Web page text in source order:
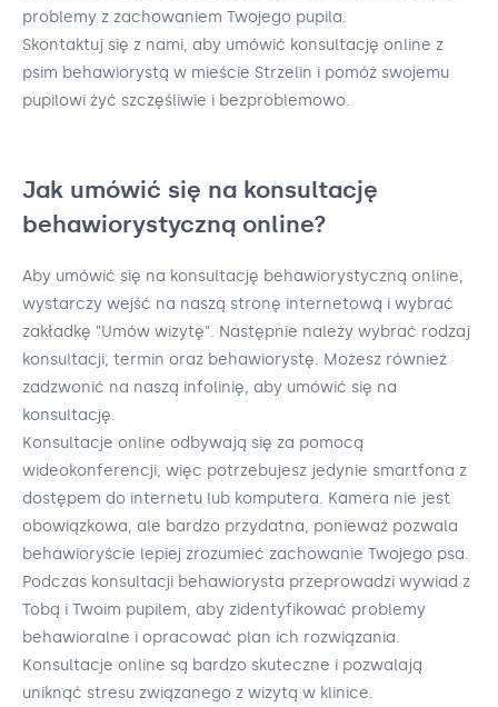
problemy z zachowaniem Twojego pupila.
Skontaktuj się z nami, aby umówić konsultację online z
psim behawiorystą w mieście Strzelin i pomóż swojemu
pupilowi żyć szczęśliwie i bezproblemowo.
Jak umówić się na konsultację
behawiorystyczną online?
Aby umówić się na konsultację behawiorystyczną online,
wystarczy wejść na naszą stronę internetową i wybrać
zakładkę "Umów wizytę". Następnie należy wybrać rodzaj
konsultacji, termin oraz behawiorystę. Możesz również
zadzwonić na naszą infolinię, aby umówić się na
konsultację.
Konsultacje online odbywają się za pomocą
wideokonferencji, więc potrzebujesz jedynie smartfona z
dostępem do internetu lub komputera. Kamera nie jest
obowiązkowa, ale bardzo przydatna, ponieważ pozwala
behawioryście lepiej zrozumieć zachowanie Twojego psa.
Podczas konsultacji behawiorysta przeprowadzi wywiad z
Tobą i Twoim pupilem, aby zidentyfikować problemy
behawioralne i opracować plan ich rozwiązania.
Konsultacje online są bardzo skuteczne i pozwalają
uniknąć stresu związanego z wizytą w klinice.